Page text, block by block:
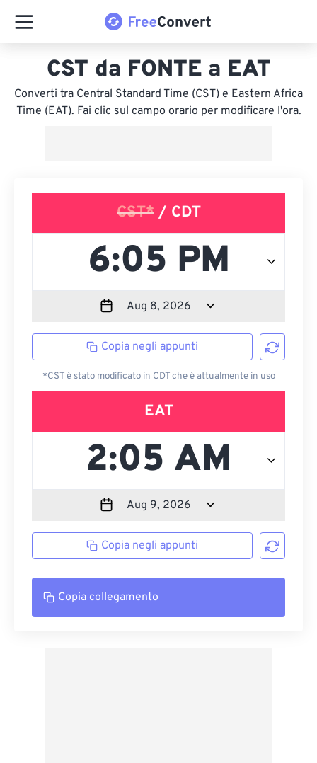
CST da FONTE a EAT
Converti tra Central Standard Time (CST) e Eastern Africa
Time (EAT). Fai clic sul campo orario per modificare l'ora.
CST*/ CDT
Copia negli appunti
*CST è stato modificato in CDT che è attualmente in uso
EAT
Copia negli appunti
Copia collegamento